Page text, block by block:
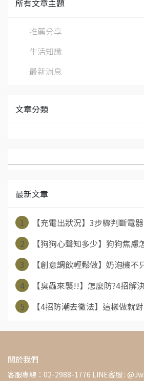
所有文章主題
推薦分享
生活知識
最新消息
文章分類
最新文章
1
【充電出狀況】3步驟判斷電
2
【狗狗心聲知多少】狗狗焦慮
3
【創意調飲輕鬆做】奶泡機不
4
【臭蟲來襲!!】怎麼防?4招解
5
【4招防潮去黴法】這樣做就
關於我們
客服專線：02-2988-1776 LINE客服 :